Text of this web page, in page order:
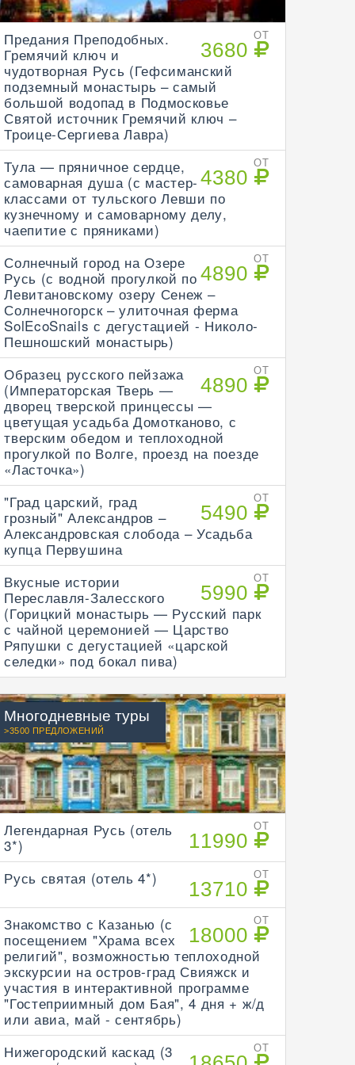
ОТ
3680
Предания Преподобных.
Гремячий ключ и
чудотворная Русь (Гефсиманский
подземный монастырь – самый
большой водопад в Подмосковье
Святой источник Гремячий ключ –
Троице-Сергиева Лавра)
ОТ
4380
Тула — пряничное сердце,
самоварная душа (с мастер-
классами от тульского Левши по
кузнечному и самоварному делу,
чаепитие с пряниками)
ОТ
4890
Солнечный город на Озере
Русь (с водной прогулкой по
Левитановскому озеру Сенеж –
Солнечногорск – улиточная ферма
SolEcoSnails с дегустацией - Николо-
Пешношский монастырь)
ОТ
4890
Образец русского пейзажа
(Императорская Тверь —
дворец тверской принцессы —
цветущая усадьба Домотканово, с
тверским обедом и теплоходной
прогулкой по Волге, проезд на поезде
«Ласточка»)
ОТ
5490
"Град царский, град
грозный" Александров –
Александровская слобода – Усадьба
купца Первушина
ОТ
5990
Вкусные истории
Переславля-Залесского
(Горицкий монастырь — Русский парк
с чайной церемонией — Царство
Ряпушки с дегустацией «царской
селедки» под бокал пива)
Многодневные туры
>3500 ПРЕДЛОЖЕНИЙ
ОТ
11990
Легендарная Русь (отель
3*)
ОТ
13710
Русь святая (отель 4*)
ОТ
18000
Знакомство с Казанью (с
посещением "Храма всех
религий", возможностью теплоходной
экскурсии на остров-град Свияжск и
участия в интерактивной программе
"Гостеприимный дом Бая", 4 дня + ж/д
или авиа, май - сентябрь)
ОТ
Нижегородский каскад (3